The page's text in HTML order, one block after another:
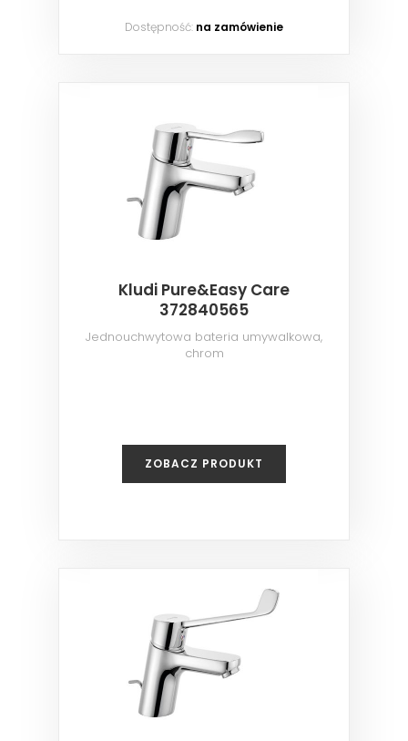
Dostępność: na zamówienie
Kludi Pure&Easy Care
372840565
Jednouchwytowa bateria umywalkowa,
chrom
ZOBACZ PRODUKT